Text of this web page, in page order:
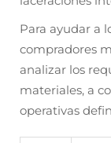
Para ayudar a
compradores
analizar los
materiales, a
operativas